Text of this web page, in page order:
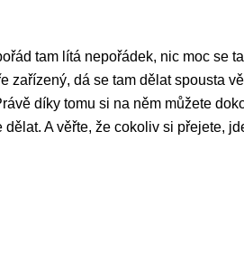
tam lítá nepořádek, nic moc se
dá se tam dělat spousta
díky tomu si na něm můžete
A věřte, že cokoliv si přejete,